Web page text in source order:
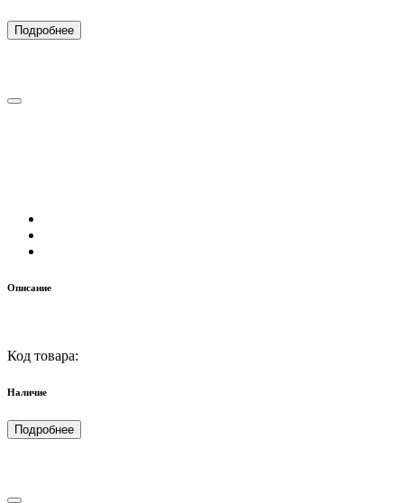
Подробнее
Описание
Код товара:
Наличие
Подробнее